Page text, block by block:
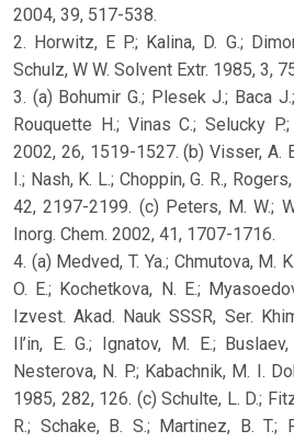
2004, 39, 517-538.
2. Horwitz, E P.; Kalina, D. G.;
Schulz, W W. Solvent Extr. 1985, 3,
3. (a) Bohumir G.; Plesek J.; Baca
Rouquette H.; Vinas C.; Selucky
2002, 26, 1519-1527. (b) Visser, A.
I.; Nash, K. L.; Choppin, G. R.,
42, 2197-2199. (c) Peters, M. W.;
Inorg. Chem. 2002, 41, 1707-1716.
4. (a) Medved, T. Ya.; Chmutova, M.
O. E.; Kochetkova, N. E.;
Izvest. Akad. Nauk SSSR, Ser.
Il’in, E. G.; Ignatov, M. E.;
Nesterova, N. P.; Kabachnik, M. I.
1985, 282, 126. (c) Schulte, L. D.;
R.; Schake, B. S.; Martinez, B. T.;